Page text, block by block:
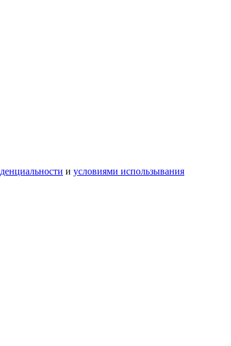
и условиями использывания